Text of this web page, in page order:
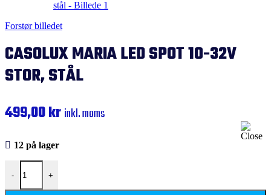
Forstør billedet
CASOLUX MARIA LED SPOT 10-32V
STOR, STÅL
499,00kr inkl. moms
12 på lager
-
Casolux Maria LED spot 10-32V stor, stål antal
+